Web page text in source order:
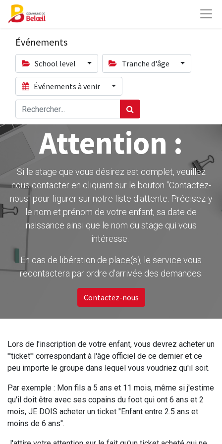
Événements
School level Tranche d'âge
Événements à venir
Attention :
Si le stage que vous désirez est complet, veuillez
nous contacter en cliquant sur le bouton ''Contactez-
nous" pour figurer sur notre liste d'attente. Précisez-y
le nom et prénom de votre enfant, sa date de
naissance ainsi que le nom du stage qui vous
intéresse.
En cas de libération de place(s), le service vous
recontactera par ordre d'arrivée des demandes.
Contactez-nous
Lors de l'inscription de votre enfant, vous devrez acheter un
'''ticket''' correspondant à l'âge officiel de ce dernier et ce
peu importe le groupe dans lequel vous voudriez qu'il soit.
Par exemple : Mon fils a 5 ans et 11 mois, même si j'estime
qu'il doit être avec ses copains du foot qui ont 6 ans et 2
mois, JE DOIS acheter un ticket ''Enfant entre 2.5 ans et
moins de 6 ans''.